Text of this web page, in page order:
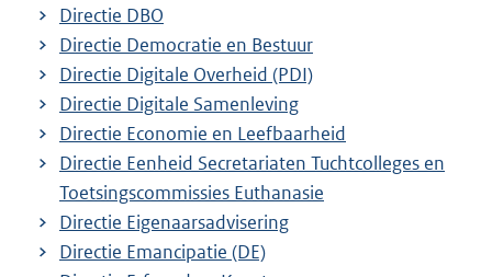
Directie DBO
Directie Democratie en Bestuur
Directie Digitale Overheid (PDI)
Directie Digitale Samenleving
Directie Economie en Leefbaarheid
Directie Eenheid Secretariaten Tuchtcolleges en
Toetsingscommissies Euthanasie
Directie Eigenaarsadvisering
Directie Emancipatie (DE)